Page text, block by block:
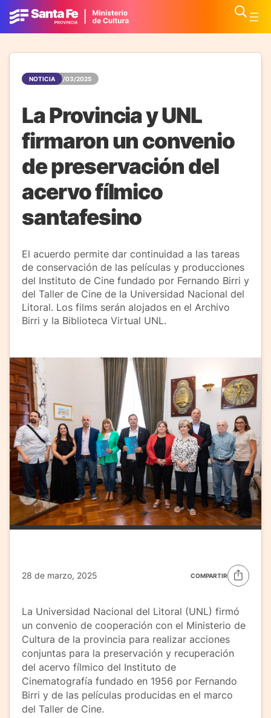
NOTICIA 28/03/2025
La Provincia y UNL
firmaron un convenio
de preservación del
acervo fílmico
santafesino
El acuerdo permite dar continuidad a las tareas
de conservación de las películas y producciones
del Instituto de Cine fundado por Fernando Birri y
del Taller de Cine de la Universidad Nacional del
Litoral. Los films serán alojados en el Archivo
Birri y la Biblioteca Virtual UNL.
28 de marzo, 2025 COMPARTIR
La Universidad Nacional del Litoral (UNL) firmó
un convenio de cooperación con el Ministerio de
Cultura de la provincia para realizar acciones
conjuntas para la preservación y recuperación
del acervo fílmico del Instituto de
Cinematografía fundado en 1956 por Fernando
Birri y de las películas producidas en el marco
del Taller de Cine.